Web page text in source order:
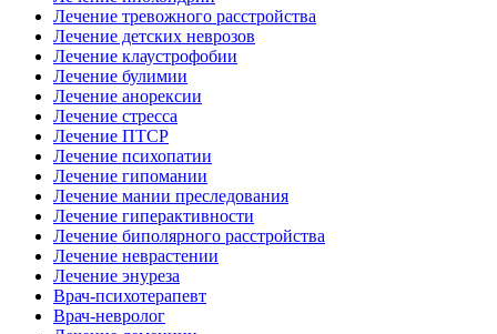
Лечение тревожного расстройства
Лечение детских неврозов
Лечение клаустрофобии
Лечение булимии
Лечение анорексии
Лечение стресса
Лечение ПТСР
Лечение психопатии
Лечение гипомании
Лечение мании преследования
Лечение гиперактивности
Лечение биполярного расстройства
Лечение неврастении
Лечение энуреза
Врач-психотерапевт
Врач-невролог